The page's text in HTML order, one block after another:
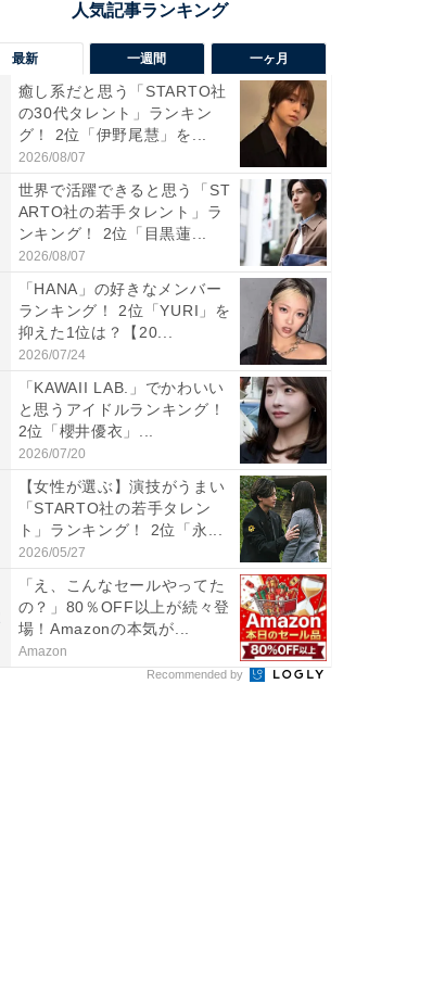
最新 一週間 一ヶ月
癒し系だと思う「STARTO社
の30代タレント」ランキン
グ！ 2位「伊野尾慧」を...
2026/08/07
世界で活躍できると思う「ST
ARTO社の若手タレント」ラ
ンキング！ 2位「目黒蓮...
2026/08/07
「HANA」の好きなメンバー
ランキング！ 2位「YURI」を
抑えた1位は？【20...
2026/07/24
「KAWAII LAB.」でかわいい
と思うアイドルランキング！
2位「櫻井優衣」...
2026/07/20
【女性が選ぶ】演技がうまい
「STARTO社の若手タレン
ト」ランキング！ 2位「永...
2026/05/27
「え、こんなセールやってた
の？」80％OFF以上が続々登
場！Amazonの本気が...
Amazon
Recommended by